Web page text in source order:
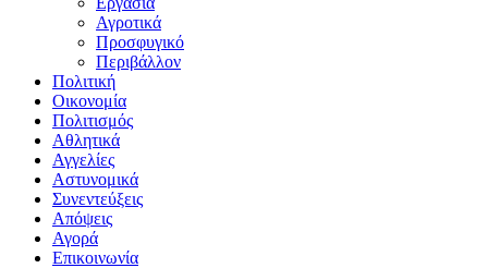
Αγροτικά
Προσφυγικό
Περιβάλλον
Πολιτική
Οικονομία
Πολιτισμός
Αθλητικά
Αγγελίες
Αστυνομικά
Συνεντεύξεις
Απόψεις
Αγορά
Επικοινωνία